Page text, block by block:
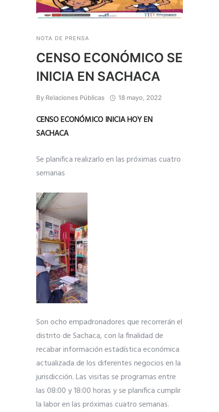
NOTA DE PRENSA
CENSO ECONÓMICO SE
INICIA EN SACHACA
By Relaciones Públicas 18 mayo, 2022
CENSO ECONÓMICO INICIA HOY EN
SACHACA
Se planifica realizarlo en las próximas cuatro
semanas
Son ocho empadronadores que recorrerán el
distrito de Sachaca, con la finalidad de
recabar información estadística económica
actualizada de los diferentes negocios en la
jurisdicción. Las visitas se programas entre
las 08:00 y 18:00 horas y se planifica cumplir
la labor en las próximas cuatro semanas.